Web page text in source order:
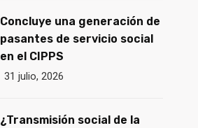
Concluye una generación de
pasantes de servicio social
en el CIPPS
31 julio, 2026
¿Transmisión social de la